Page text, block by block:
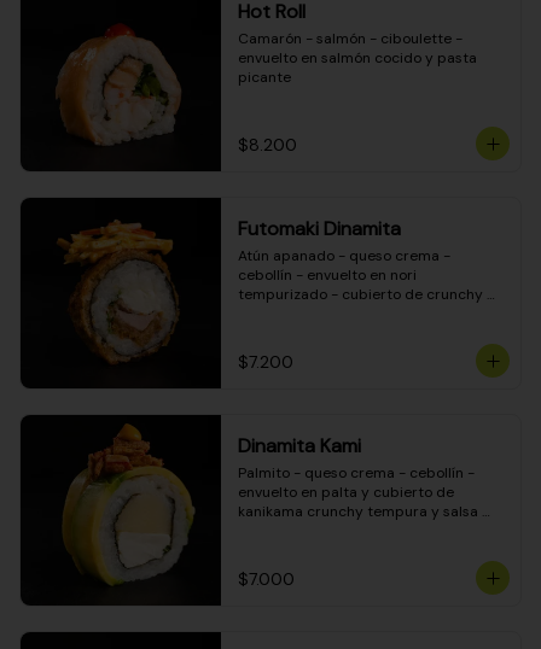
Hot Roll
Camarón - salmón - ciboulette -
envuelto en salmón cocido y pasta
picante
$8.200
Futomaki Dinamita
Atún apanado - queso crema -
cebollín - envuelto en nori
tempurizado - cubierto de crunchy
$7.200
Dinamita Kami
Palmito - queso crema - cebollín -
envuelto en palta y cubierto de
kanikama crunchy tempura y salsa
$7.000